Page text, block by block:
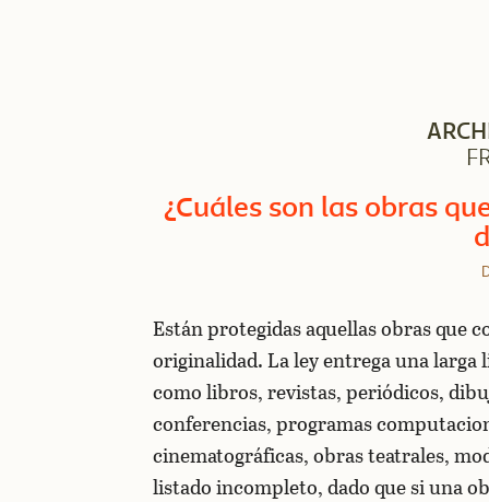
¿Cuáles son las obras
Están protegidas aquellas obras que
originalidad. La ley entrega una larga
como libros, revistas, periódicos,
conferencias, programas
cinematográficas, obras teatrales,
listado incompleto, dado que si una